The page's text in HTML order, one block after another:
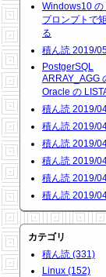
Windows10 の
プロンプトで
る
積ん読 2019/
PostgerSQL
ARRAY_AGG
Oracle の
積ん読 2019/
積ん読 2019/
積ん読 2019/
積ん読 2019/
積ん読 2019/
積ん読 2019/
カテゴリ
積ん読 (331)
Linux (152)